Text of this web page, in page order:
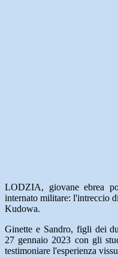
LODZIA, giovane ebrea
internato militare: l'intreccio
Kudowa.
Ginette e Sandro, figli dei
27 gennaio 2023 con gli
testimoniare l'esperienza